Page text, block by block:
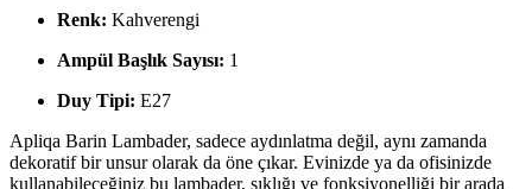
Renk: Kahverengi
Ampül Başlık Sayısı: 1
Duy Tipi: E27
Apliqa Barin Lambader, sadece aydınlatma değil, aynı zamanda
dekoratif bir unsur olarak da öne çıkar. Evinizde ya da ofisinizde
kullanabileceğiniz bu lambader, şıklığı ve fonksiyonelliği bir arada